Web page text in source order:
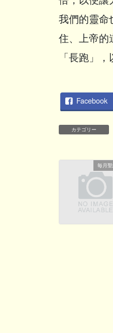
我們的靈命
住、上帝的
「長跑」
Facebook
カテゴリー
毎月